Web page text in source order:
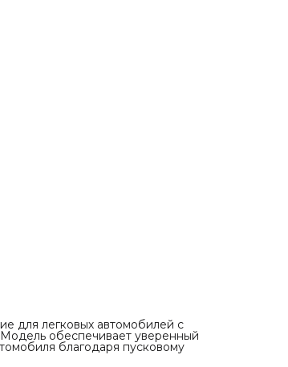
для легковых автомобилей с
обеспечивает уверенный
благодаря пусковому